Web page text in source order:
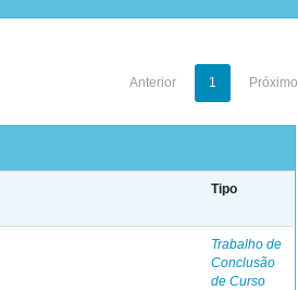
Anterior 1 Próximo
Tipo
Trabalho de
Conclusão
de Curso